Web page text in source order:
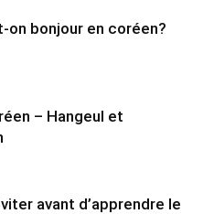
on bonjour en coréen?
– Hangeul et
avant d’apprendre le